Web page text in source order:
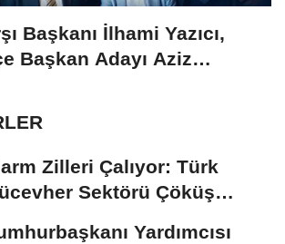
Başkanı İlhami Yazıcı,
Başkan Adayı Aziz
Zilleri Çalıyor: Türk
Sektörü Çöküş
Yardımcısı